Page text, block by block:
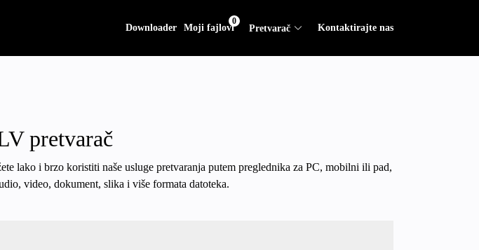
Downloader Moji fajlovi
0
Pretvarač Kontaktirajte nas
pretvarač
lako i brzo koristiti naše usluge pretvaranja putem preglednika za PC, mobilni ili pad,
video, dokument, slika i više formata datoteka.